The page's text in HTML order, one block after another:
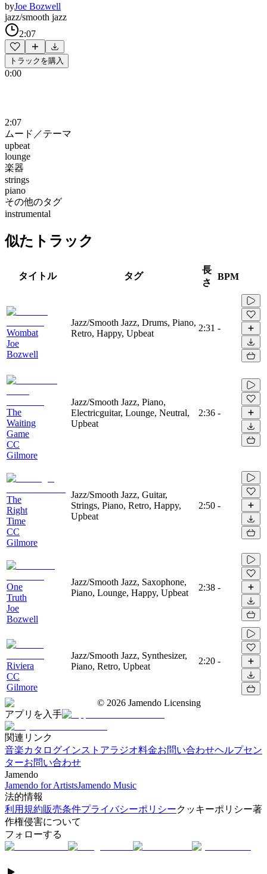
byJoe Bozwell
jazz/smooth jazz
2:07
トラックを購入
0:00
2:07
ムード／テーマ
upbeat
lounge
楽器
strings
piano
その他のタグ
instrumental
似たトラック
タイトル タグ
長
さ
BPM
Wombat
Joe
Bozwell
Jazz/Smooth Jazz, Drums, Piano,
Retro, Happy, Upbeat
2:31 -
The
Waiting
Game
CC
Gilmore
Jazz/Smooth Jazz, Piano,
Electricguitar, Lounge, Neutral,
Upbeat
2:36 -
The
Right
Time
CC
Gilmore
Jazz/Smooth Jazz, Guitar,
Strings, Piano, Retro, Happy,
Upbeat
2:50 -
One
Truth
Joe
Bozwell
Jazz/Smooth Jazz, Saxophone,
Piano, Lounge, Happy, Upbeat
2:38 -
Riviera
CC
Gilmore
Jazz/Smooth Jazz, Synthesizer,
Piano, Retro, Upbeat
2:20 -
© 2026 Jamendo Licensing
アプリを入手
関連リンク
音楽カタログインストアラジオ料金お問い合わせヘルプセン
ターお問い合わせ
Jamendo
Jamendo for ArtistsJamendo Music
法的情報
利用規約販売条件プライバシーポリシークッキーポリシー著
作権侵害について
フォローする